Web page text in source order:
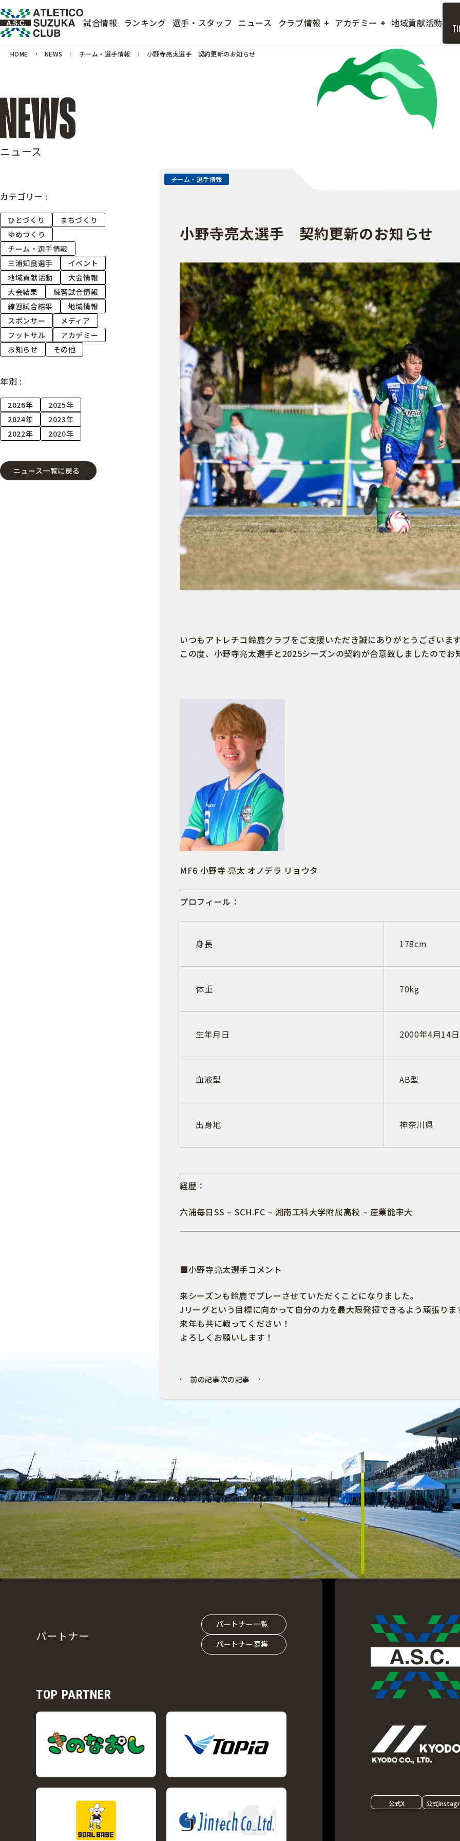
試合情報 ランキング 選手・スタッフ ニュース クラブ情報 アカデミー 地域貢献活動
HOME NEWS チーム・選手情報 小野寺亮太選手 契約更新のお知らせ
ニュース
カテゴリー :
ひとづくり
まちづくり
ゆめづくり
チーム・選手情報
三浦知良選手
イベント
地域貢献活動
大会情報
大会結果
練習試合情報
練習試合結果
地域情報
スポンサー
メディア
フットサル
アカデミー
お知らせ
その他
年別 :
2026年
2025年
2024年
2023年
2022年
2020年
ニュース一覧に戻る
チーム・選手情報
小野寺亮太選手 契約更新のお知らせ
いつもアトレチコ鈴鹿クラブをご支援いただき誠にありがとうございま
この度、小野寺亮太選手と2025シーズンの契約が合意致しましたのでお
MF6 小野寺 亮太 オノデラ リョウタ
プロフィール：
身長 178cm
体重 70kg
生年月日 2000年4月14日
血液型 AB型
出身地 神奈川県
経歴：
六浦毎日SS – SCH.FC – 湘南工科大学附属高校 – 産業能率大
■小野寺亮太選手コメント
来シーズンも鈴鹿でプレーさせていただくことになりました。
Jリーグという目標に向かって自分の力を最大限発揮できるよう頑張りま
来年も共に戦ってください！
よろしくお願いします！
前の記事次の記事
パートナー
パートナー一覧
パートナー募集
TOP PARTNER
公式X 公式